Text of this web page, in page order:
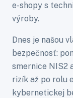
e-shopy s
výroby.
Dnes je našou
bezpečnosť:
smernice NIS2
rizík až po rolu
kybernetickej